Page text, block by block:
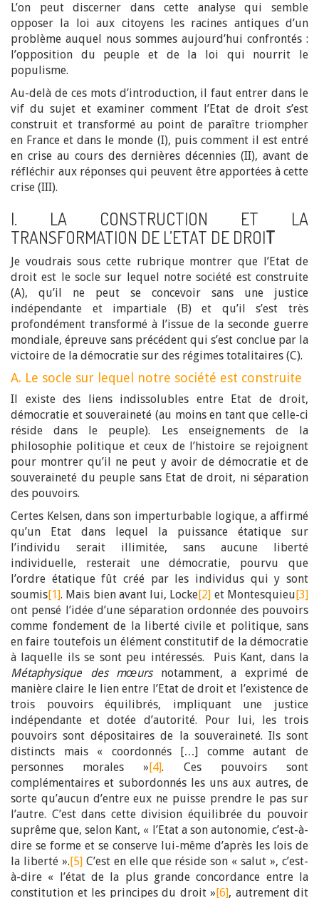
L’on peut discerner dans cette analyse qui semble
opposer la loi aux citoyens les racines antiques d’un
problème auquel nous sommes aujourd’hui confrontés :
l’opposition du peuple et de la loi qui nourrit le
populisme.
Au-delà de ces mots d’introduction, il faut entrer dans le
vif du sujet et examiner comment l’Etat de droit s’est
construit et transformé au point de paraître triompher
en France et dans le monde (I), puis comment il est entré
en crise au cours des dernières décennies (II), avant de
réfléchir aux réponses qui peuvent être apportées à cette
crise (III).
I. LA CONSTRUCTION ET LA
TRANSFORMATION DE L’ETAT DE DROIT
Je voudrais sous cette rubrique montrer que l’Etat de
droit est le socle sur lequel notre société est construite
(A), qu’il ne peut se concevoir sans une justice
indépendante et impartiale (B) et qu’il s’est très
profondément transformé à l’issue de la seconde guerre
mondiale, épreuve sans précédent qui s’est conclue par la
victoire de la démocratie sur des régimes totalitaires (C).
A. Le socle sur lequel notre société est construite
Il existe des liens indissolubles entre Etat de droit,
démocratie et souveraineté (au moins en tant que celle-ci
réside dans le peuple). Les enseignements de la
philosophie politique et ceux de l’histoire se rejoignent
pour montrer qu’il ne peut y avoir de démocratie et de
souveraineté du peuple sans Etat de droit, ni séparation
des pouvoirs.
Certes Kelsen, dans son imperturbable logique, a affirmé
qu’un Etat dans lequel la puissance étatique sur
l’individu serait illimitée, sans aucune liberté
individuelle, resterait une démocratie, pourvu que
l’ordre étatique fût créé par les individus qui y sont
soumis[1]. Mais bien avant lui, Locke[2] et Montesquieu[3]
ont pensé l’idée d’une séparation ordonnée des pouvoirs
comme fondement de la liberté civile et politique, sans
en faire toutefois un élément constitutif de la démocratie
à laquelle ils se sont peu intéressés. Puis Kant, dans la
Métaphysique des mœursnotamment, a exprimé de
manière claire le lien entre l’Etat de droit et l’existence de
trois pouvoirs équilibrés, impliquant une justice
indépendante et dotée d’autorité. Pour lui, les trois
pouvoirs sont dépositaires de la souveraineté. Ils sont
distincts mais « coordonnés […] comme autant de
personnes morales »[4]. Ces pouvoirs sont
complémentaires et subordonnés les uns aux autres, de
sorte qu’aucun d’entre eux ne puisse prendre le pas sur
l’autre. C’est dans cette division équilibrée du pouvoir
suprême que, selon Kant, « l’Etat a son autonomie, c’est-à-
dire se forme et se conserve lui-même d’après les lois de
la liberté ».[5]C’est en elle que réside son « salut », c’est-
à-dire « l’état de la plus grande concordance entre la
constitution et les principes du droit »[6], autrement dit